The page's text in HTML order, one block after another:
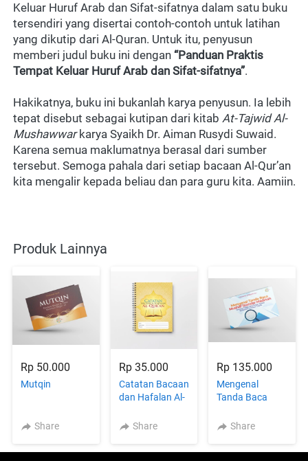
Keluar Huruf Arab dan Sifat-sifatnya dalam satu buku
tersendiri yang disertai contoh-contoh untuk latihan
yang dikutip dari Al-Quran. Untuk itu, penyusun
memberi judul buku ini dengan “Panduan Praktis
Tempat Keluar Huruf Arab dan Sifat-sifatnya”.
Hakikatnya, buku ini bukanlah karya penyusun. Ia lebih
tepat disebut sebagai kutipan dari kitab At-Tajwid Al-
Mushawwar karya Syaikh Dr. Aiman Rusydi Suwaid.
Karena semua maklumatnya berasal dari sumber
tersebut. Semoga pahala dari setiap bacaan Al-Qur’an
Produk Lainnya
Rp 50.000
Mutqin
Share
Rp 35.000
Catatan Bacaan
dan Hafalan Al-
Share
Rp 135.000
Mengenal
Tanda Baca
Madinah
Share